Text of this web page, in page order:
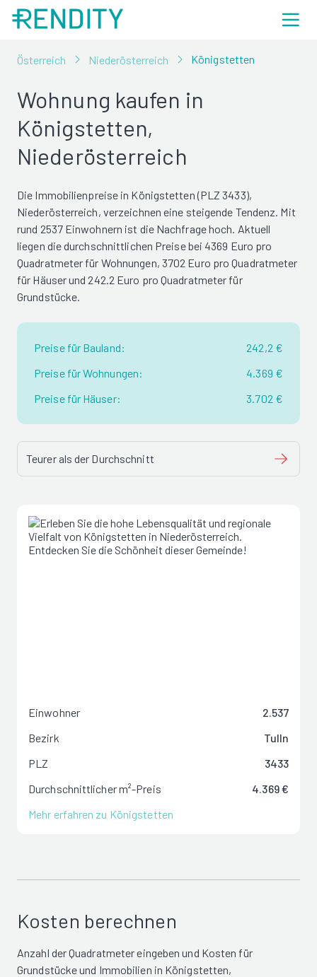
Österreich Niederösterreich Königstetten
Wohnung kaufen in
Königstetten,
Niederösterreich
Die Immobilienpreise in Königstetten (PLZ 3433),
Niederösterreich, verzeichnen eine steigende Tendenz. Mit
rund 2537 Einwohnern ist die Nachfrage hoch. Aktuell
liegen die durchschnittlichen Preise bei 4369 Euro pro
Quadratmeter für Wohnungen, 3702 Euro pro Quadratmeter
für Häuser und 242.2 Euro pro Quadratmeter für
Grundstücke.
Preise für Bauland:
242,2 €
Preise für Wohnungen:
4.369 €
Preise für Häuser:
3.702 €
Teurer als der Durchschnitt
Einwohner
2.537
Bezirk
Tulln
PLZ
3433
Durchschnittlicher m²-Preis
4.369 €
Mehr erfahren zu Königstetten
Kosten berechnen
Anzahl der Quadratmeter eingeben und Kosten für
Grundstücke und Immobilien in Königstetten,